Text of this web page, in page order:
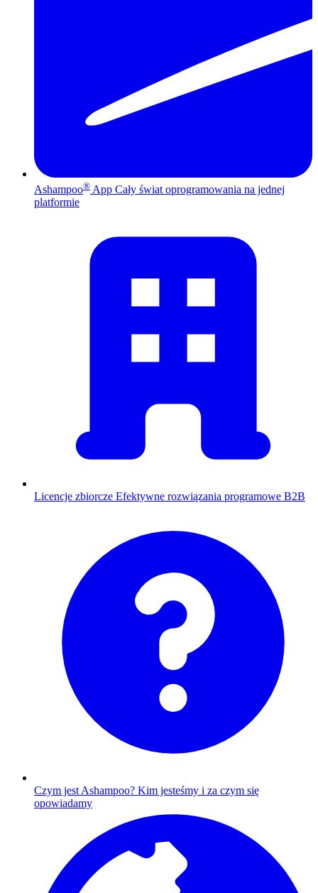
Ashampoo® App Cały świat oprogramowania na jednej
platformie
Licencje zbiorcze Efektywne rozwiązania programowe B2B
Czym jest Ashampoo? Kim jesteśmy i za czym się
opowiadamy